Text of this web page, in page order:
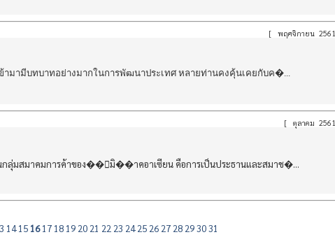
[ พฤศจิกายน 2561
ามามีบทบาทอย่างมากในการพัฒนาประเทศ หลายท่านคงคุ้นเคยกับค�...
[ ตุลาคม 2561
กลุ่มสมาคมการค้าของ��ูมิ��าคอาเซียน คือการเป็นประธานและสมาช�...
1415 1617 18 19 20 21 22 23 2425 26 27 28 293031